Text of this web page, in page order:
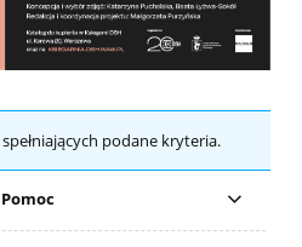
podane kryteria.
Pomoc